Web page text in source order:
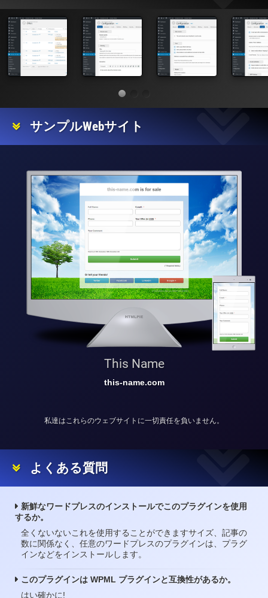
サンプルWebサイト
This Name
this-name.com
私達はこれらのウェブサイトに一切責任を負いません。
よくある質問
新鮮なワードプレスのインストールでこのプラグインを使用
するか。
全くないないこれを使用することができますサイズ、記事の
数に関係なく、任意のワードプレスのプラグインは、プラグ
インなどをインストールします。
このプラグインは WPML プラグインと互換性があるか。
はい確かに!